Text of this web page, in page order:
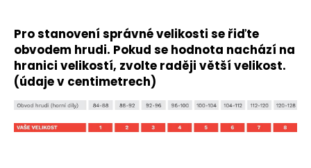
Pro stanovení správné velikosti se řiďte
obvodem hrudi. Pokud se hodnota nachází na
hranici velikostí, zvolte raději větší velikost.
(údaje v centimetrech)
u
j
e
m
e
ELEKTRONICKÉ